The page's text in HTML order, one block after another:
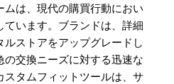
は、現代の購買行動におい
います。ブランドは、詳細
ストアをアップグレードし
交換ニーズに対する迅速な
タムフィットツールは、サ